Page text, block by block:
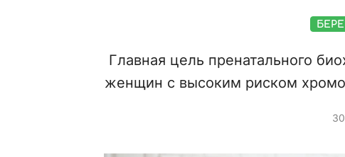
Главная цель пренатального
женщин с высоким риском